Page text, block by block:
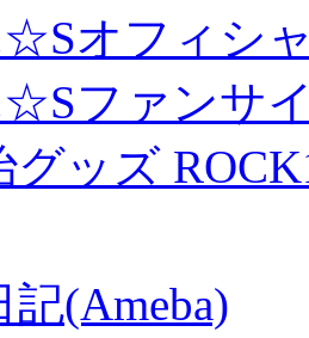
オフィシ
ファンサイ
グッズ
(Ameba)